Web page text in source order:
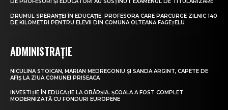
DE PROFESORI ȘI EDUCATORI AU SUSȚINUT EXAMENUL DE TITULARIZARE
DRUMUL SPERANȚEI ÎN EDUCAȚIE. PROFESORA CARE PARCURGE ZILNIC 140
DE KILOMETRI PENTRU ELEVII DIN COMUNA OLTEANĂ FĂGEȚELU
ADMINISTRAȚIE
NICULINA STOICAN, MARIAN MEDREGONIU ȘI SANDA ARGINT, CAPETE DE
AFIȘ LA ZIUA COMUNEI PRISEACA
INVESTIȚIE ÎN EDUCAȚIE LA OBÂRȘIA. ȘCOALA A FOST COMPLET
MODERNIZATĂ CU FONDURI EUROPENE